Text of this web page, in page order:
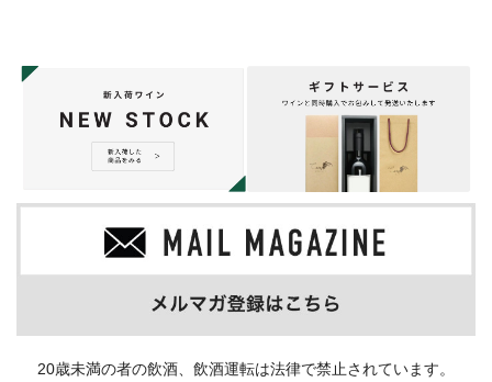
20歳未満の者の飲酒、飲酒運転は法律で禁止されています。